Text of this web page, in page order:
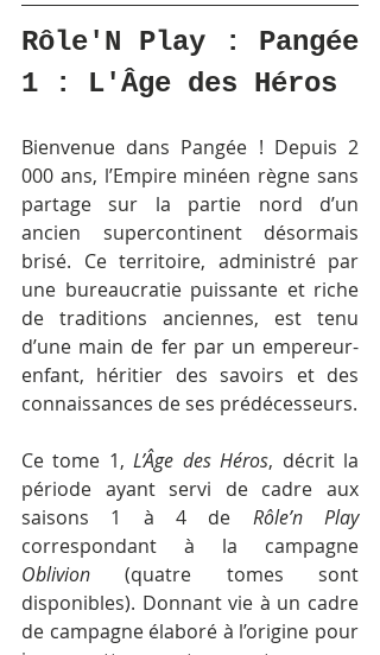
Rôle'N Play : Pangée
1 : L'Âge des Héros
Bienvenue dans Pangée ! Depuis 2
000 ans, l’Empire minéen règne sans
partage sur la partie nord d’un
ancien supercontinent désormais
brisé. Ce territoire, administré par
une bureaucratie puissante et riche
de traditions anciennes, est tenu
d’une main de fer par un empereur-
enfant, héritier des savoirs et des
connaissances de ses prédécesseurs.
Ce tome 1, L’Âge des Héros, décrit la
période ayant servi de cadre aux
saisons 1 à 4 de Rôle’n Play
Oblivion (quatre tomes sont
disponibles). Donnant vie à un cadre
de campagne élaboré à l’origine pour